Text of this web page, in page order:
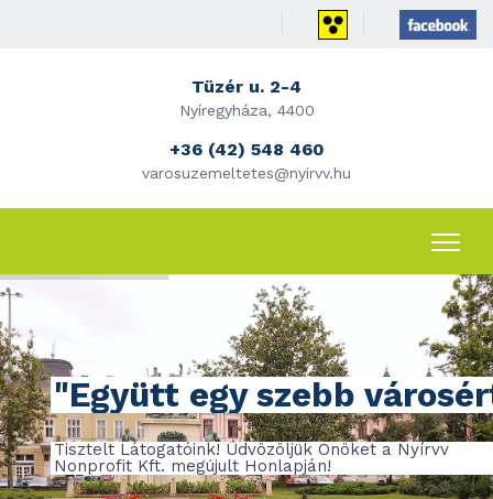
Tüzér u. 2-4
Nyíregyháza, 4400
+36 (42) 548 460
varosuzemeltetes@nyirvv.hu
"Együtt egy szebb
Tisztelt Látogatóink! Üdvözöljük Önöket a Nyírvv
Nonprofit Kft. megújult Honlapján!